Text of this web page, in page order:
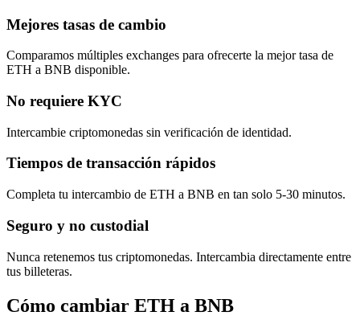
Mejores tasas de cambio
Comparamos múltiples exchanges para ofrecerte la mejor tasa de
ETH a BNB disponible.
No requiere KYC
Intercambie criptomonedas sin verificación de identidad.
Tiempos de transacción rápidos
Completa tu intercambio de ETH a BNB en tan solo 5-30 minutos.
Seguro y no custodial
Nunca retenemos tus criptomonedas. Intercambia directamente entre
tus billeteras.
Cómo cambiar ETH a BNB